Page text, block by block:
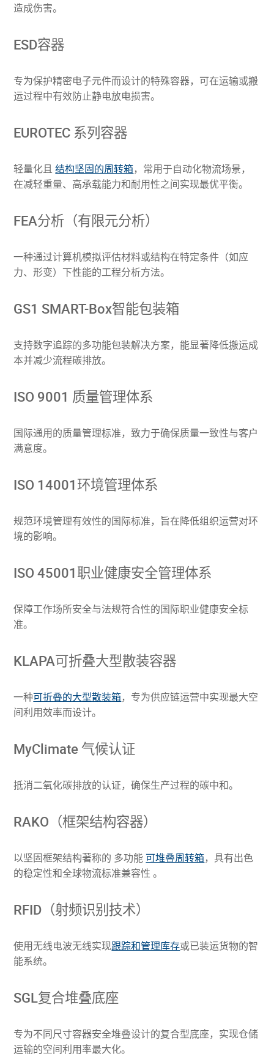
造成伤害。
ESD容器
专为保护精密电子元件而设计的特殊容器，可在运输或搬
运过程中有效防止静电放电损害。
EUROTEC 系列容器
轻量化且结构坚固的周转箱，常用于自动化物流场景，
在减轻重量、高承载能力和耐用性之间实现最优平衡。
FEA分析（有限元分析）
一种通过计算机模拟评估材料或结构在特定条件（如应
力、形变）下性能的工程分析方法。
GS1 SMART-Box智能包装箱
支持数字追踪的多功能包装解决方案，能显著降低搬运成
本并减少流程碳排放。
ISO 9001 质量管理体系
国际通用的质量管理标准，致力于确保质量一致性与客户
满意度。
ISO 14001环境管理体系
规范环境管理有效性的国际标准，旨在降低组织运营对环
境的影响。
ISO 45001职业健康安全管理体系
保障工作场所安全与法规符合性的国际职业健康安全标
准。
KLAPA可折叠大型散装容器
一种可折叠的大型散装箱，专为供应链运营中实现最大空
间利用效率而设计。
MyClimate 气候认证
抵消二氧化碳排放的认证，确保生产过程的碳中和。
RAKO（框架结构容器）
以坚固框架结构著称的 多功能可堆叠周转箱，具有出色
的稳定性和全球物流标准兼容性 。
RFID（射频识别技术）
使用无线电波无线实现跟踪和管理库存或已装运货物的智
能系统。
SGL复合堆叠底座
专为不同尺寸容器安全堆叠设计的复合型底座，实现仓储
运输的空间利用率最大化。